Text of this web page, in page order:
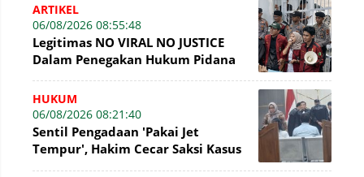
ARTIKEL
06/08/2026 08:55:48
Legitimas NO VIRAL NO JUSTICE
Dalam Penegakan Hukum Pidana
HUKUM
06/08/2026 08:21:40
Sentil Pengadaan 'Pakai Jet
Tempur', Hakim Cecar Saksi Kasus